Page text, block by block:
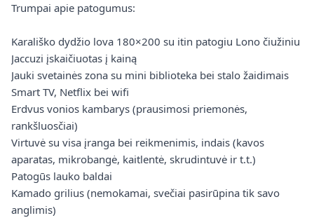
Trumpai apie patogumus:
Karališko dydžio lova 180×200 su itin patogiu Lono čiužiniu
Jaccuzi įskaičiuotas į kainą
Jauki svetainės zona su mini biblioteka bei stalo žaidimais
Smart TV, Netflix bei wifi
Erdvus vonios kambarys (prausimosi priemonės,
rankšluosčiai)
Virtuvė su visa įranga bei reikmenimis, indais (kavos
aparatas, mikrobangė, kaitlentė, skrudintuvė ir t.t.)
Patogūs lauko baldai
Kamado grilius (nemokamai, svečiai pasirūpina tik savo
anglimis)